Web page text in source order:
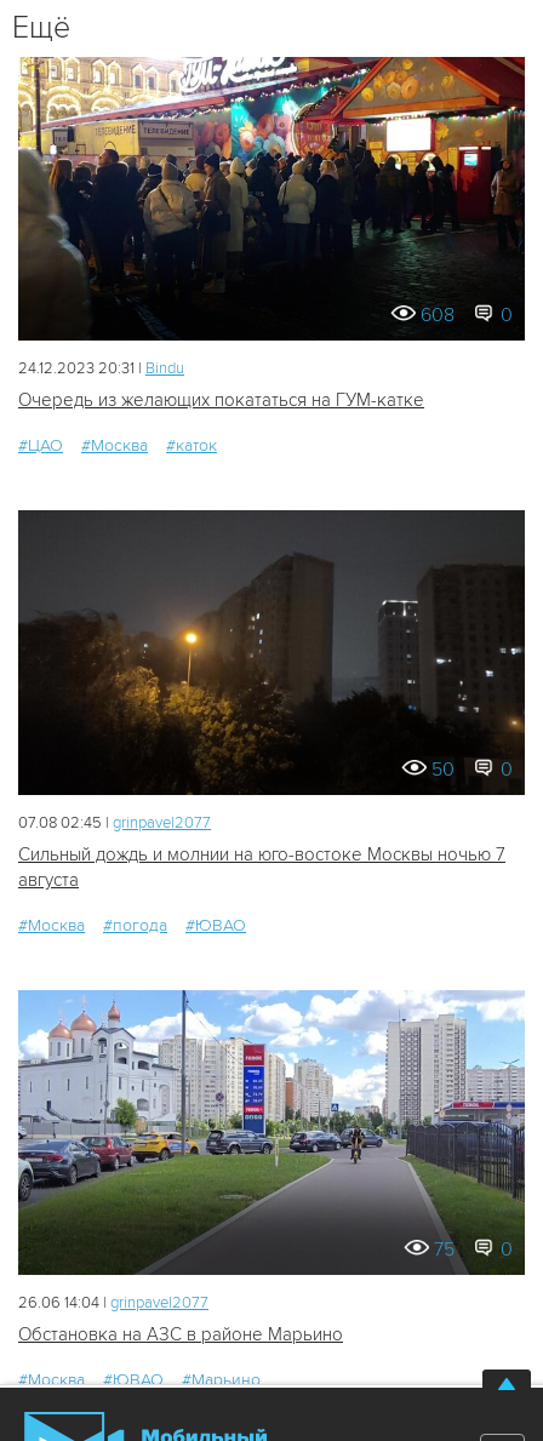
Ещё
608 0
24.12.2023 20:31 | Bindu
Очередь из желающих покататься на ГУМ-катке
#ЦАО #Москва #каток
50 0
07.08 02:45 | grinpavel2077
Сильный дождь и молнии на юго-востоке Москвы ночью 7
августа
#Москва #погода #ЮВАО
75 0
26.06 14:04 | grinpavel2077
Обстановка на АЗС в районе Марьино
#Москва #ЮВАО
#Марьино
персональные данные